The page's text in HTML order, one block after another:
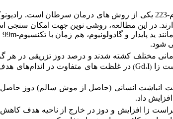
در این مطالعه، روشی نوین جهت امکان سنجی
ید پایدار و گادولونیوم، هم­ زمان با تکنسیوم-m
شود.
مختلف کشته شدند و درصد دوز تزریقی در هر
زا(
I،Gd
) در غلظت ­های متفاوت در اندامهای
انباشت انسانی (حاصل از موش سالم) دوز
داد.
­زا افزایش و دوز در خارج از ناحیه هدف کاهش